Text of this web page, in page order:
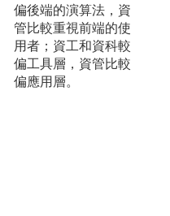
偏後端的演算法，資
管比較重視前端的使
用者；資工和資科較
偏工具層，資管比較
偏應用層。